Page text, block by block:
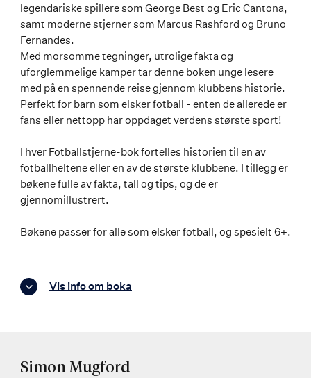
legendariske spillere som George Best og Eric Cantona,
samt moderne stjerner som Marcus Rashford og Bruno
Fernandes.
Med morsomme tegninger, utrolige fakta og
uforglemmelige kamper tar denne boken unge lesere
med på en spennende reise gjennom klubbens historie.
Perfekt for barn som elsker fotball - enten de allerede er
fans eller nettopp har oppdaget verdens største sport!
I hver Fotballstjerne-bok fortelles historien til en av
fotballheltene eller en av de største klubbene. I tillegg er
bøkene fulle av fakta, tall og tips, og de er
gjennomillustrert.
Bøkene passer for alle som elsker fotball, og spesielt 6+.
Vis info om boka
Simon Mugford